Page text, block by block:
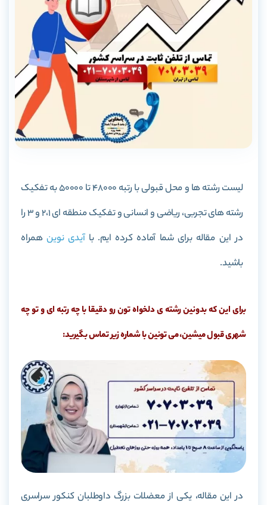
لیست رشته ها و محل قبولی با رتبه 48000 تا 50000 به تفکیک
رشته های تجربی، ریاضی و انسانی و تفکیک منطقه ای 2،1 و 3 را
در این مقاله برای شما آماده کرده ایم. باآیدی نوینهمراه
باشید.
برای این که بدونین رشته ی دلخواه تون رو دقیقا با چه رتبه ای و تو چه
شهری قبول میشین، می تونین با شماره زیر تماس بگیرید:
در این مقاله، یکی از معضلات بزرگ داوطلبان کنکور سراسری